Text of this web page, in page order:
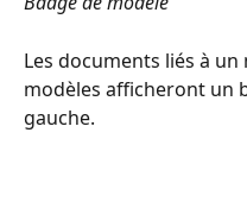
Les documents liés à
modèles afficheront un
gauche.